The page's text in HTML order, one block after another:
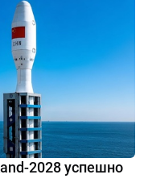
2028 успешно